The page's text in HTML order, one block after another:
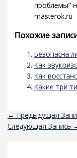
проблемы"
masterok.ru
Похожие
Безопасна
Как
Как
Какие три
← Предыдущая
Следующая Запись